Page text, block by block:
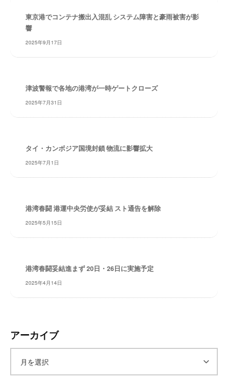
東京港でコンテナ搬出入混乱 システム障害と豪雨被害が影
響
2025年9月17日
津波警報で各地の港湾が一時ゲートクローズ
2025年7月31日
タイ・カンボジア国境封鎖 物流に影響拡大
2025年7月1日
港湾春闘 港運中央労使が妥結 スト通告を解除
2025年5月15日
港湾春闘妥結進まず 20日・26日に実施予定
2025年4月14日
アーカイブ